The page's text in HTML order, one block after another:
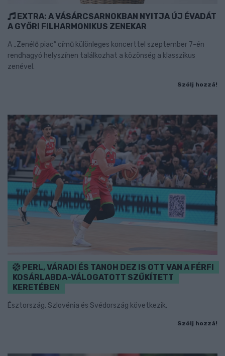
EXTRA: A VÁSÁRCSARNOKBAN NYITJA ÚJ ÉVADÁT
A GYŐRI FILHARMONIKUS ZENEKAR
A „Zenélő piac” című különleges koncerttel szeptember 7-én
rendhagyó helyszínen találkozhat a közönség a klasszikus
zenével.
Szólj hozzá!
PERL, VÁRADI ÉS TANOH DEZ IS OTT VAN A FÉRFI
KOSÁRLABDA-VÁLOGATOTT SZŰKÍTETT
KERETÉBEN
Észtország, Szlovénia és Svédország következik.
Szólj hozzá!